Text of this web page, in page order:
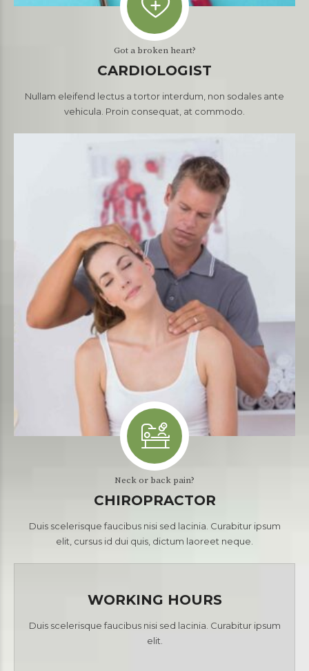
Got a broken heart?
CARDIOLOGIST
Nullam eleifend lectus a tortor interdum, non sodales ante
vehicula. Proin consequat, at commodo.
Neck or back pain?
CHIROPRACTOR
Duis scelerisque faucibus nisi sed lacinia. Curabitur ipsum
elit, cursus id dui quis, dictum laoreet neque.
WORKING HOURS
Duis scelerisque faucibus nisi sed lacinia. Curabitur ipsum
elit.